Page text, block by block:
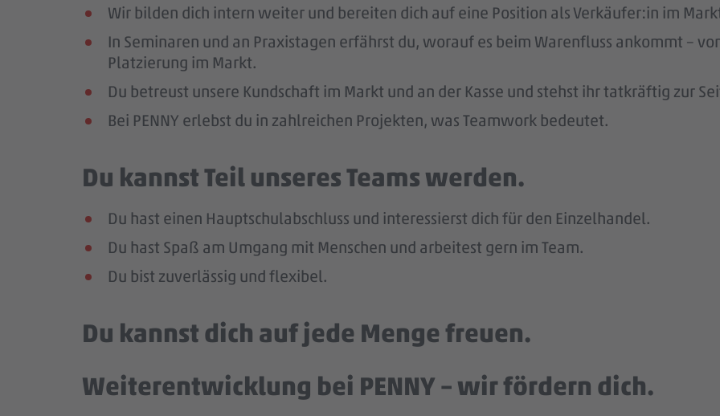
Wir bilden dich intern weiter und bereiten dich auf eine Position als Verkäufer:in im
In Seminaren und an Praxistagen erfährst du, worauf es beim Warenfluss ankommt –
Platzierung im Markt.
Du betreust unsere Kundschaft im Markt und an der Kasse und stehst ihr tatkräftig zur
Bei PENNY erlebst du in zahlreichen Projekten, was Teamwork bedeutet.
Du kannst Teil unseres Teams werden.
Du hast einen Hauptschulabschluss und interessierst dich für den Einzelhandel.
Du hast Spaß am Umgang mit Menschen und arbeitest gern im Team.
Du bist zuverlässig und flexibel.
Du kannst dich auf jede Menge freuen.
Weiterentwicklung bei PENNY – wir fördern dich.